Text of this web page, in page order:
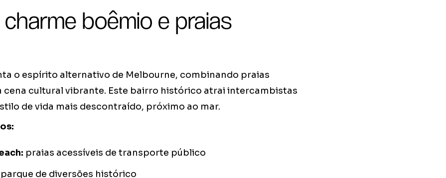
charme boêmio e praias
o espírito alternativo de Melbourne, combinando praias
cena cultural vibrante. Este bairro histórico atrai intercambistas
de vida mais descontraído, próximo ao mar.
praias acessíveis de transporte público
parque de diversões histórico